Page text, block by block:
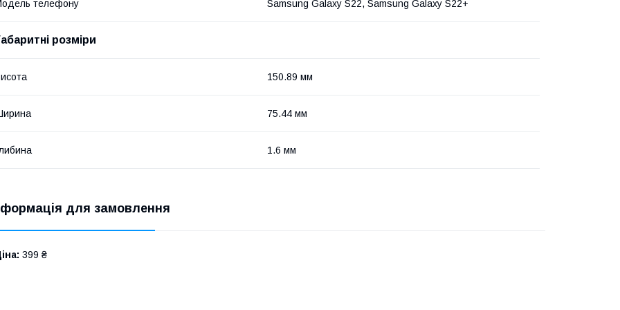
телефону Samsung Galaxy S22, Samsung Galaxy S22+
розміри
150.89 мм
75.44 мм
1.6 мм
для замовлення
399 ₴